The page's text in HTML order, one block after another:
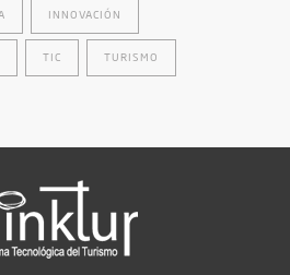
INNOVACIÓN
TIC TURISMO